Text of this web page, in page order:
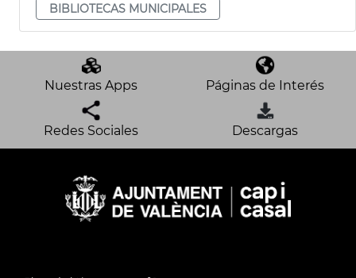
BIBLIOTECAS MUNICIPALES
Nuestras Apps Páginas de Interés
Redes Sociales Descargas